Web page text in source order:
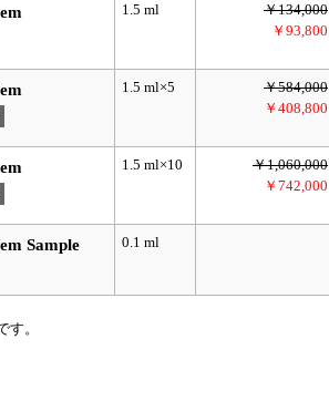
1.5 ml
￥134,000
￥93,800
1.5 ml×5
￥584,000
￥408,800
1.5 ml×10
￥1,060,000
￥742,000
Sample 0.1 ml
。